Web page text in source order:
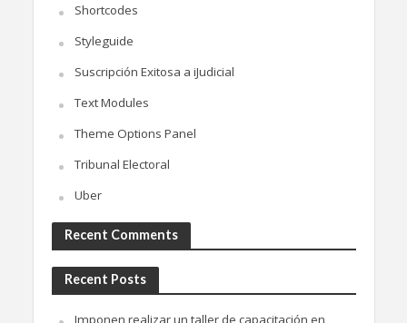
Shortcodes
Styleguide
Suscripción Exitosa a iJudicial
Text Modules
Theme Options Panel
Tribunal Electoral
Uber
Recent Comments
Recent Posts
Imponen realizar un taller de capacitación en